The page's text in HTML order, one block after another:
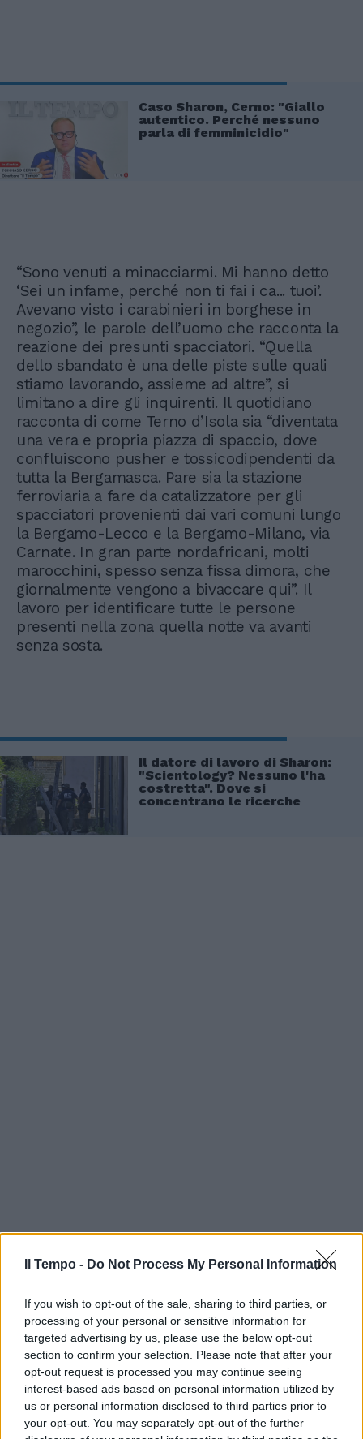
Il Tempo - Do Not Process My Personal Information
If you wish to opt-out of the sale, sharing to third parties, or
processing of your personal or sensitive information for
targeted advertising by us, please use the below opt-out
section to confirm your selection. Please note that after your
opt-out request is processed you may continue seeing
interest-based ads based on personal information utilized by
us or personal information disclosed to third parties prior to
your opt-out. You may separately opt-out of the further
Caso Sharon, Cerno: "Giallo
autentico. Perché nessuno
parla di femminicidio"
“Sono venuti a minacciarmi. Mi hanno detto
‘Sei un infame, perché non ti fai i ca... tuoi’.
Avevano visto i carabinieri in borghese in
negozio”, le parole dell’uomo che racconta la
reazione dei presunti spacciatori. “Quella
dello sbandato è una delle piste sulle quali
stiamo lavorando, assieme ad altre”, si
limitano a dire gli inquirenti. Il quotidiano
racconta di come Terno d’Isola sia “diventata
una vera e propria piazza di spaccio, dove
confluiscono pusher e tossicodipendenti da
tutta la Bergamasca. Pare sia la stazione
ferroviaria a fare da catalizzatore per gli
spacciatori provenienti dai vari comuni lungo
la Bergamo-Lecco e la Bergamo-Milano, via
Carnate. In gran parte nordafricani, molti
marocchini, spesso senza fissa dimora, che
giornalmente vengono a bivaccare qui”. Il
lavoro per identificare tutte le persone
presenti nella zona quella notte va avanti
senza sosta.
Il datore di lavoro di Sharon:
"Scientology? Nessuno l'ha
costretta". Dove si
concentrano le ricerche